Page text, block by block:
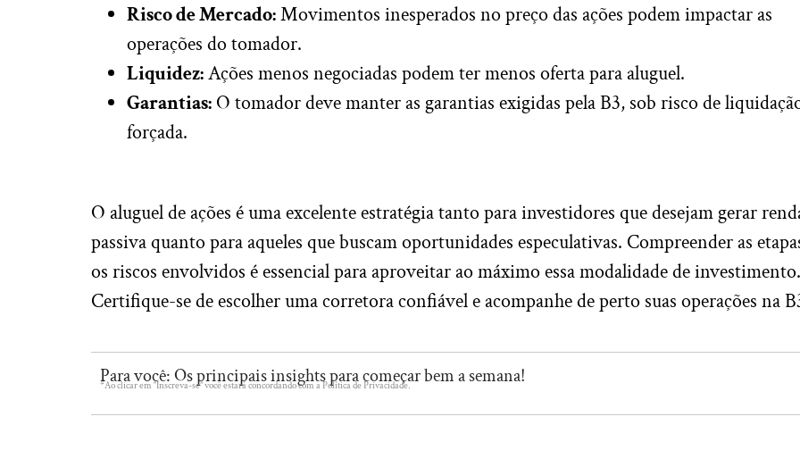
Risco de Mercado:Movimentos inesperados no preço das ações podem impactar as
operações do tomador.
Liquidez:Ações menos negociadas podem ter menos oferta para aluguel.
Garantias: O tomador deve manter as garantias exigidas pela B3, sob risco de
forçada.
O aluguel de ações é uma excelente estratégia tanto para investidores que desejam gerar
passiva quanto para aqueles que buscam oportunidades especulativas. Compreender as
os riscos envolvidos é essencial para aproveitar ao máximo essa modalidade de investimento.
Certifique-se de escolher uma corretora confiável e acompanhe de perto suas operações na
Para você: Os principais insights para começar bem a semana!
*Ao clicar em “Inscreva-se” você estará concordando com a Política de Privacidade.